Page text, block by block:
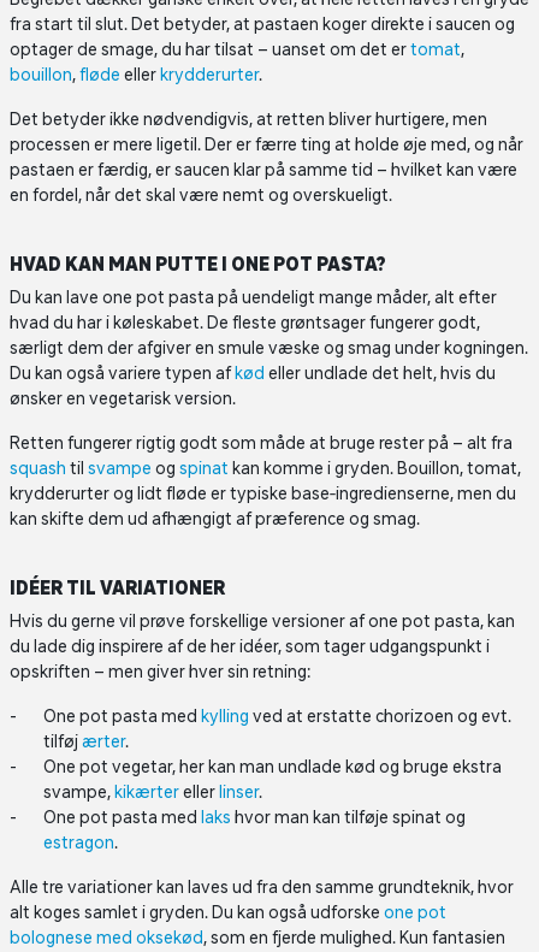
fra start til slut. Det betyder, at pastaen koger direkte i saucen og
optager de smage, du har tilsat – uanset om det ertomat,
bouillon,fløde eller krydderurter.
Det betyder ikke nødvendigvis, at retten bliver hurtigere, men
processen er mere ligetil. Der er færre ting at holde øje med, og når
pastaen er færdig, er saucen klar på samme tid – hvilket kan være
en fordel, når det skal være nemt og overskueligt.
HVAD KAN MAN PUTTE I ONE POT PASTA?
Du kan lave one pot pasta på uendeligt mange måder, alt efter
hvad du har i køleskabet. De fleste grøntsager fungerer godt,
særligt dem der afgiver en smule væske og smag under kogningen.
Du kan også variere typen af kød eller undlade det helt, hvis du
ønsker en vegetarisk version.
Retten fungerer rigtig godt som måde at bruge rester på – alt fra
squash til svampe og spinat kan komme i gryden. Bouillon, tomat,
krydderurter og lidt fløde er typiske base‑ingredienserne, men du
kan skifte dem ud afhængigt af præference og smag.
IDÉER TIL VARIATIONER
Hvis du gerne vil prøve forskellige versioner af one pot pasta, kan
du lade dig inspirere af de her idéer, som tager udgangspunkt i
opskriften – men giver hver sin retning:
One pot pasta med kylling ved at erstatte chorizoen og evt.
tilføjærter.
One pot vegetar, her kan man undlade kød og bruge ekstra
svampe, kikærtereller linser.
One pot pasta med laks hvor man kan tilføje spinat og
estragon.
Alle tre variationer kan laves ud fra den samme grundteknik, hvor
alt koges samlet i gryden. Du kan også udforske one pot
bolognese med oksekød, som en fjerde mulighed. Kun fantasien